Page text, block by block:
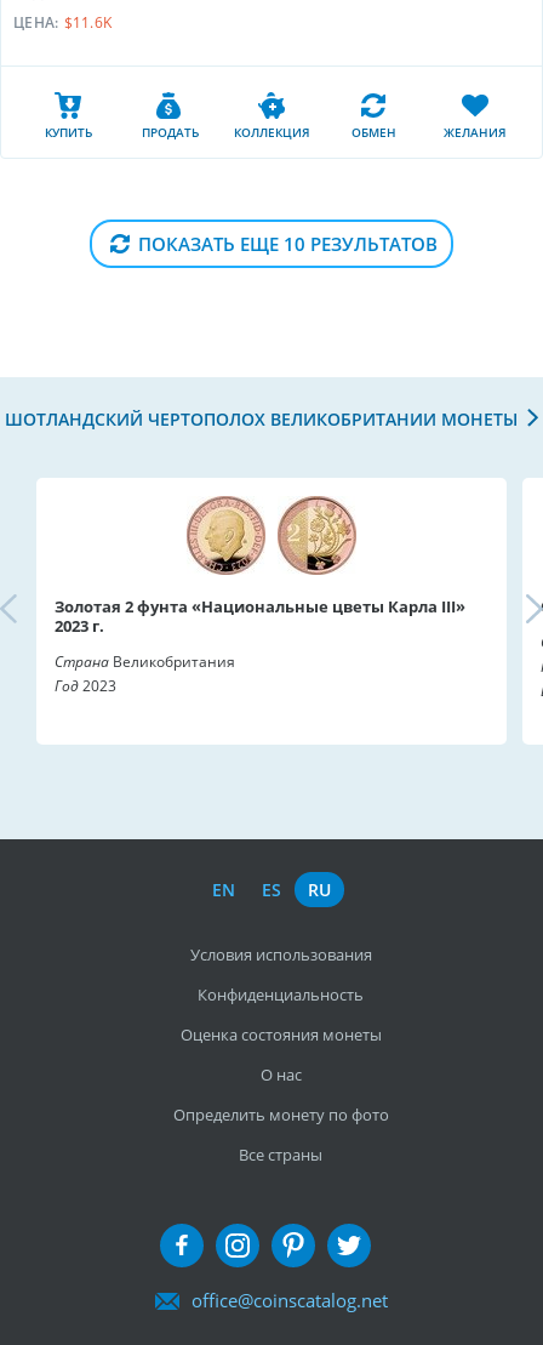
ЦЕНА: $11.6K
КУПИТЬ ПРОДАТЬ КОЛЛЕКЦИЯ ОБМЕН ЖЕЛАНИЯ
ПОКАЗАТЬ ЕЩЕ 10 РЕЗУЛЬТАТОВ
ШОТЛАНДСКИЙ ЧЕРТОПОЛОХ ВЕЛИКОБРИТАНИИ МОНЕТЫ
Золотая 2 фунта «Национальные цветы Карла III»
2023 г.
Страна Великобритания
Год2023
EN ES RU
Условия использования
Конфиденциальность
Оценка состояния монеты
О нас
Определить монету по фото
Все страны
office@coinscatalog.net